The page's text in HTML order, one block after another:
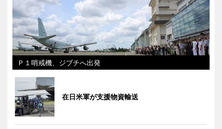
Ｐ１哨戒機、ジブチへ出発
在日米軍が支援物資輸送